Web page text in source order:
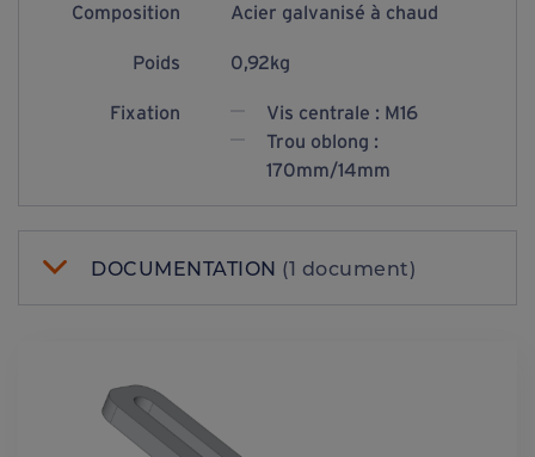
Composition Acier galvanisé à chaud
Poids 0,92kg
Fixation
Vis centrale : M16
Trou oblong :
170mm/14mm
DOCUMENTATION (1 document)